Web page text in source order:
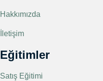
Hakkımızda
İletişim
Eğitimler
Satış Eğitimi